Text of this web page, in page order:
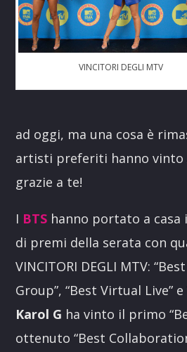
VINCITORI DEGLI MTV
ad oggi, ma una cosa è
artisti preferiti hanno vinto
grazie a te!
I BTS hanno portato a
di premi della serata con
VINCITORI DEGLI MTV:
Group”, “Best Virtual Live” e
Karol G ha vinto il primo
ottenuto “Best